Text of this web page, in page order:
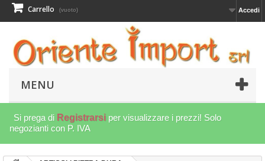
Accedi
Carrello (vuoto)
MENU
Si prega di Registrarsi per visualizzare i prezzi! Solo
negozianti con P. IVA